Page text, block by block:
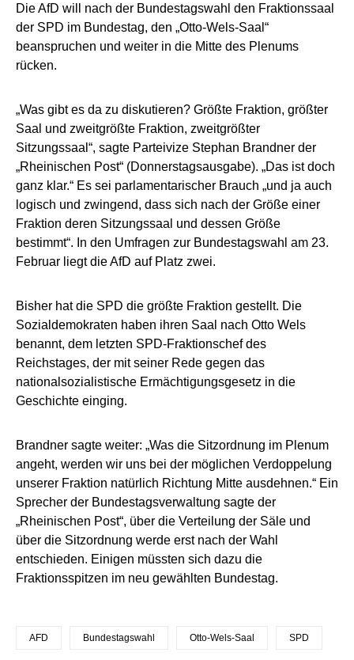
Die AfD will nach der Bundestagswahl den Fraktionssaal
der SPD im Bundestag, den „Otto-Wels-Saal“
beanspruchen und weiter in die Mitte des Plenums
rücken.
„Was gibt es da zu diskutieren? Größte Fraktion, größter
Saal und zweitgrößte Fraktion, zweitgrößter
Sitzungssaal“, sagte Parteivize Stephan Brandner der
„Rheinischen Post“ (Donnerstagsausgabe). „Das ist doch
ganz klar.“ Es sei parlamentarischer Brauch „und ja auch
logisch und zwingend, dass sich nach der Größe einer
Fraktion deren Sitzungssaal und dessen Größe
bestimmt“. In den Umfragen zur Bundestagswahl am 23.
Februar liegt die AfD auf Platz zwei.
Bisher hat die SPD die größte Fraktion gestellt. Die
Sozialdemokraten haben ihren Saal nach Otto Wels
benannt, dem letzten SPD-Fraktionschef des
Reichstages, der mit seiner Rede gegen das
nationalsozialistische Ermächtigungsgesetz in die
Geschichte einging.
Brandner sagte weiter: „Was die Sitzordnung im Plenum
angeht, werden wir uns bei der möglichen Verdoppelung
unserer Fraktion natürlich Richtung Mitte ausdehnen.“ Ein
Sprecher der Bundestagsverwaltung sagte der
„Rheinischen Post“, über die Verteilung der Säle und
über die Sitzordnung werde erst nach der Wahl
entschieden. Einigen müssten sich dazu die
Fraktionsspitzen im neu gewählten Bundestag.
AFD Bundestagswahl Otto-Wels-Saal SPD